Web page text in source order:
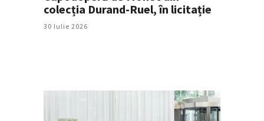
colecția Durand-Ruel, în licitație
30 Iulie 2026